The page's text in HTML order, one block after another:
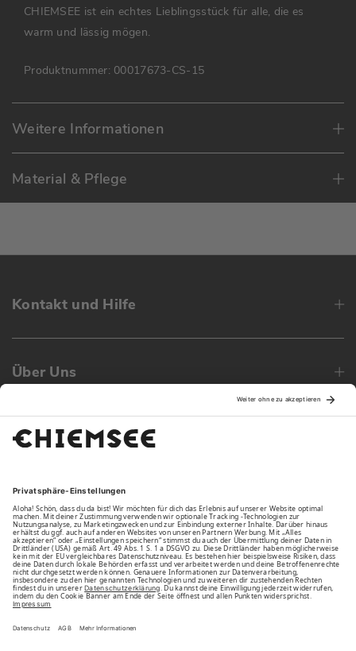
CHIEMSEE ist ein echtes Lieblingsstück für alle, die es
warm und lässig mögen.
Produktnummer: 00017673-CS-15
Weitere Informationen
Material & Pflege
Kontakt und Hilfe
Über Uns
Family
Unsere Vorteile
Unsere Partner